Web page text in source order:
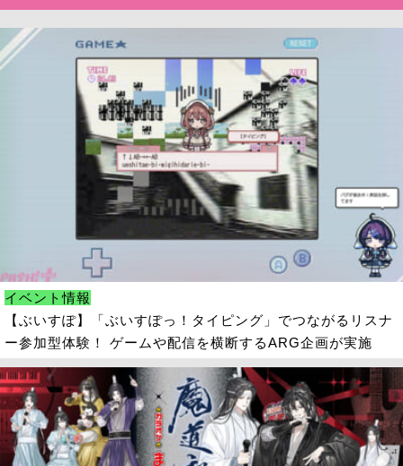
イベント情報
【ぶいすぽ】「ぶいすぽっ！タイピング」でつながるリスナ
ー参加型体験！ ゲームや配信を横断するARG企画が実施